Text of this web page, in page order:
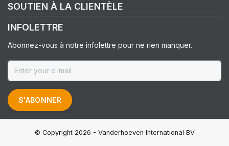
SOUTIEN À LA CLIENTÈLE
INFOLETTRE
Abonnez-vous à notre infolettre pour ne rien manquer.
S'ABONNER
© Copyright 2026 - Vanderhoeven International BV